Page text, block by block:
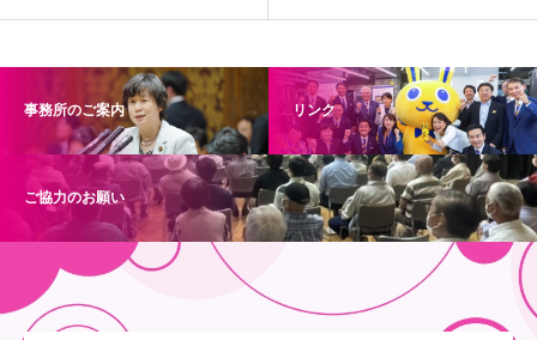
事務所のご案内 リンク
ご協力のお願い